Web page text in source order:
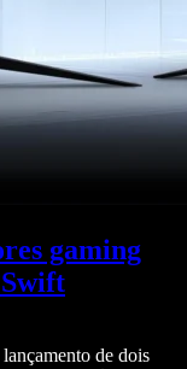
gaming
de dois